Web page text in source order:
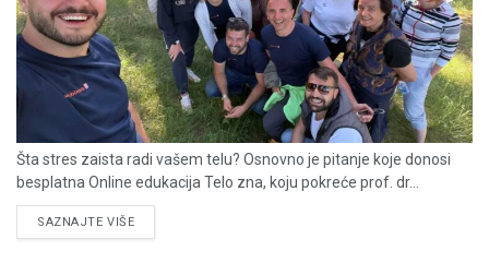
Šta stres zaista radi vašem telu? Osnovno je pitanje koje donosi
besplatna Online edukacija Telo zna, koju pokreće prof. dr...
SAZNAJTE VIŠEDETAILS